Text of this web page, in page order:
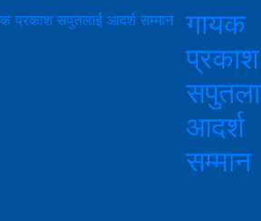
गायक
प्रकाश
आदर्श
सम्मान